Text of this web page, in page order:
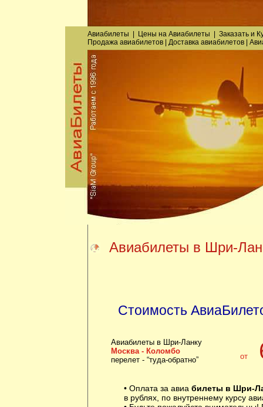
Авиабилеты Цены на Авиабилеты Заказатьи
Продажа авиабилетов| Доставка авиабилетов|
Авиабилеты в Шри-
Стоимость
Авиабилеты в Шри-Ланку
Москва - Коломбо
перелет - “туда-обратно”
от
• Оплата за авиа билеты в Шри-
в рублях, по внутреннему курсу